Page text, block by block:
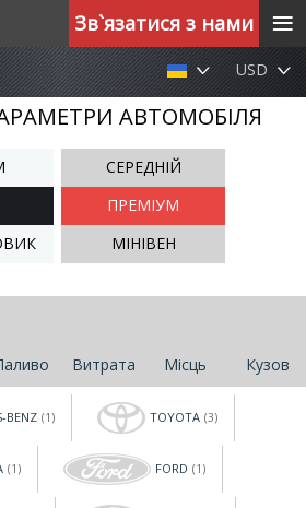
USD
АВТОМОБІЛЯ
СЕРЕДНІЙ
ПРЕМІУМ
МІНІВЕН
Витрата Місць Кузов
BENZ (1) TOYOTA (3)
(1) FORD (1)
Зв`язатися з нами ≡